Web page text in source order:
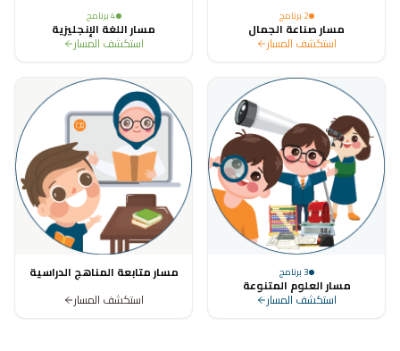
2 برنامج
مسار صناعة الجمال
استكشف المسار
4برنامج
مسار اللغة الإنجليزية
استكشف المسار
3برنامج
مسار العلوم المتنوعة
استكشف المسار
مسار متابعة المناهج الدراسية
استكشف المسار